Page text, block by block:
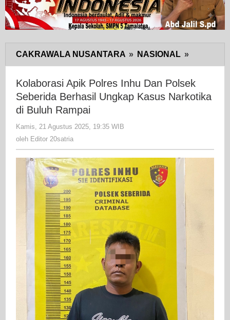
CAKRAWALA NUSANTARA » NASIONAL »
Apik
Polres
Inhu
Ungkap
Kolaborasi Apik Polres Inhu Dan Polsek
Seberida Berhasil Ungkap Kasus Narkotika
di Buluh Rampai
Kamis, 21 Agustus 2025, 19:35 WIB
oleh Editor 20satria